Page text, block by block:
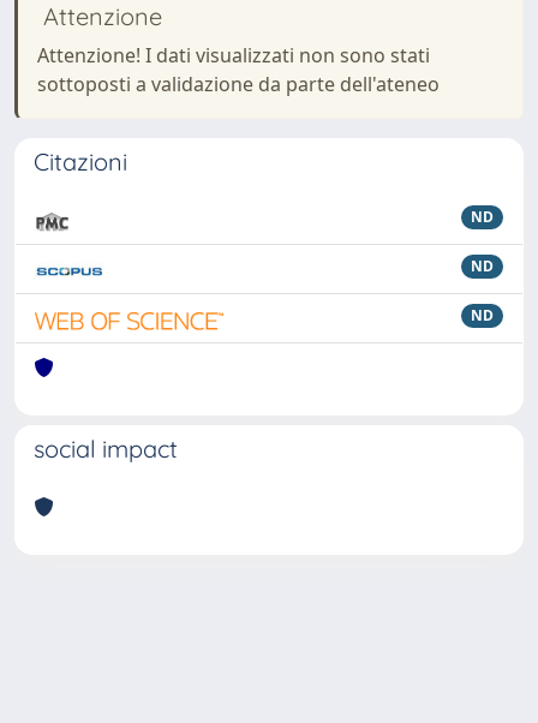
Attenzione
Attenzione! I dati visualizzati non sono stati
sottoposti a validazione da parte dell'ateneo
Citazioni
ND
ND
ND
social impact